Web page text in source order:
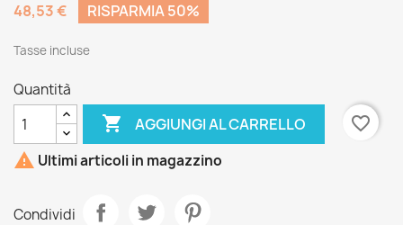
48,53 €
RISPARMIA 50%
Tasse incluse
Quantità
 AGGIUNGI AL CARRELLO
favorite_border
 Ultimi articoli in magazzino
Condividi